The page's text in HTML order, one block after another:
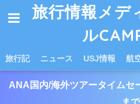
旅行情報メデ
ル
旅行記 ニュース USJ情報 航
ANA国内/海外ツアータイムセ
まで